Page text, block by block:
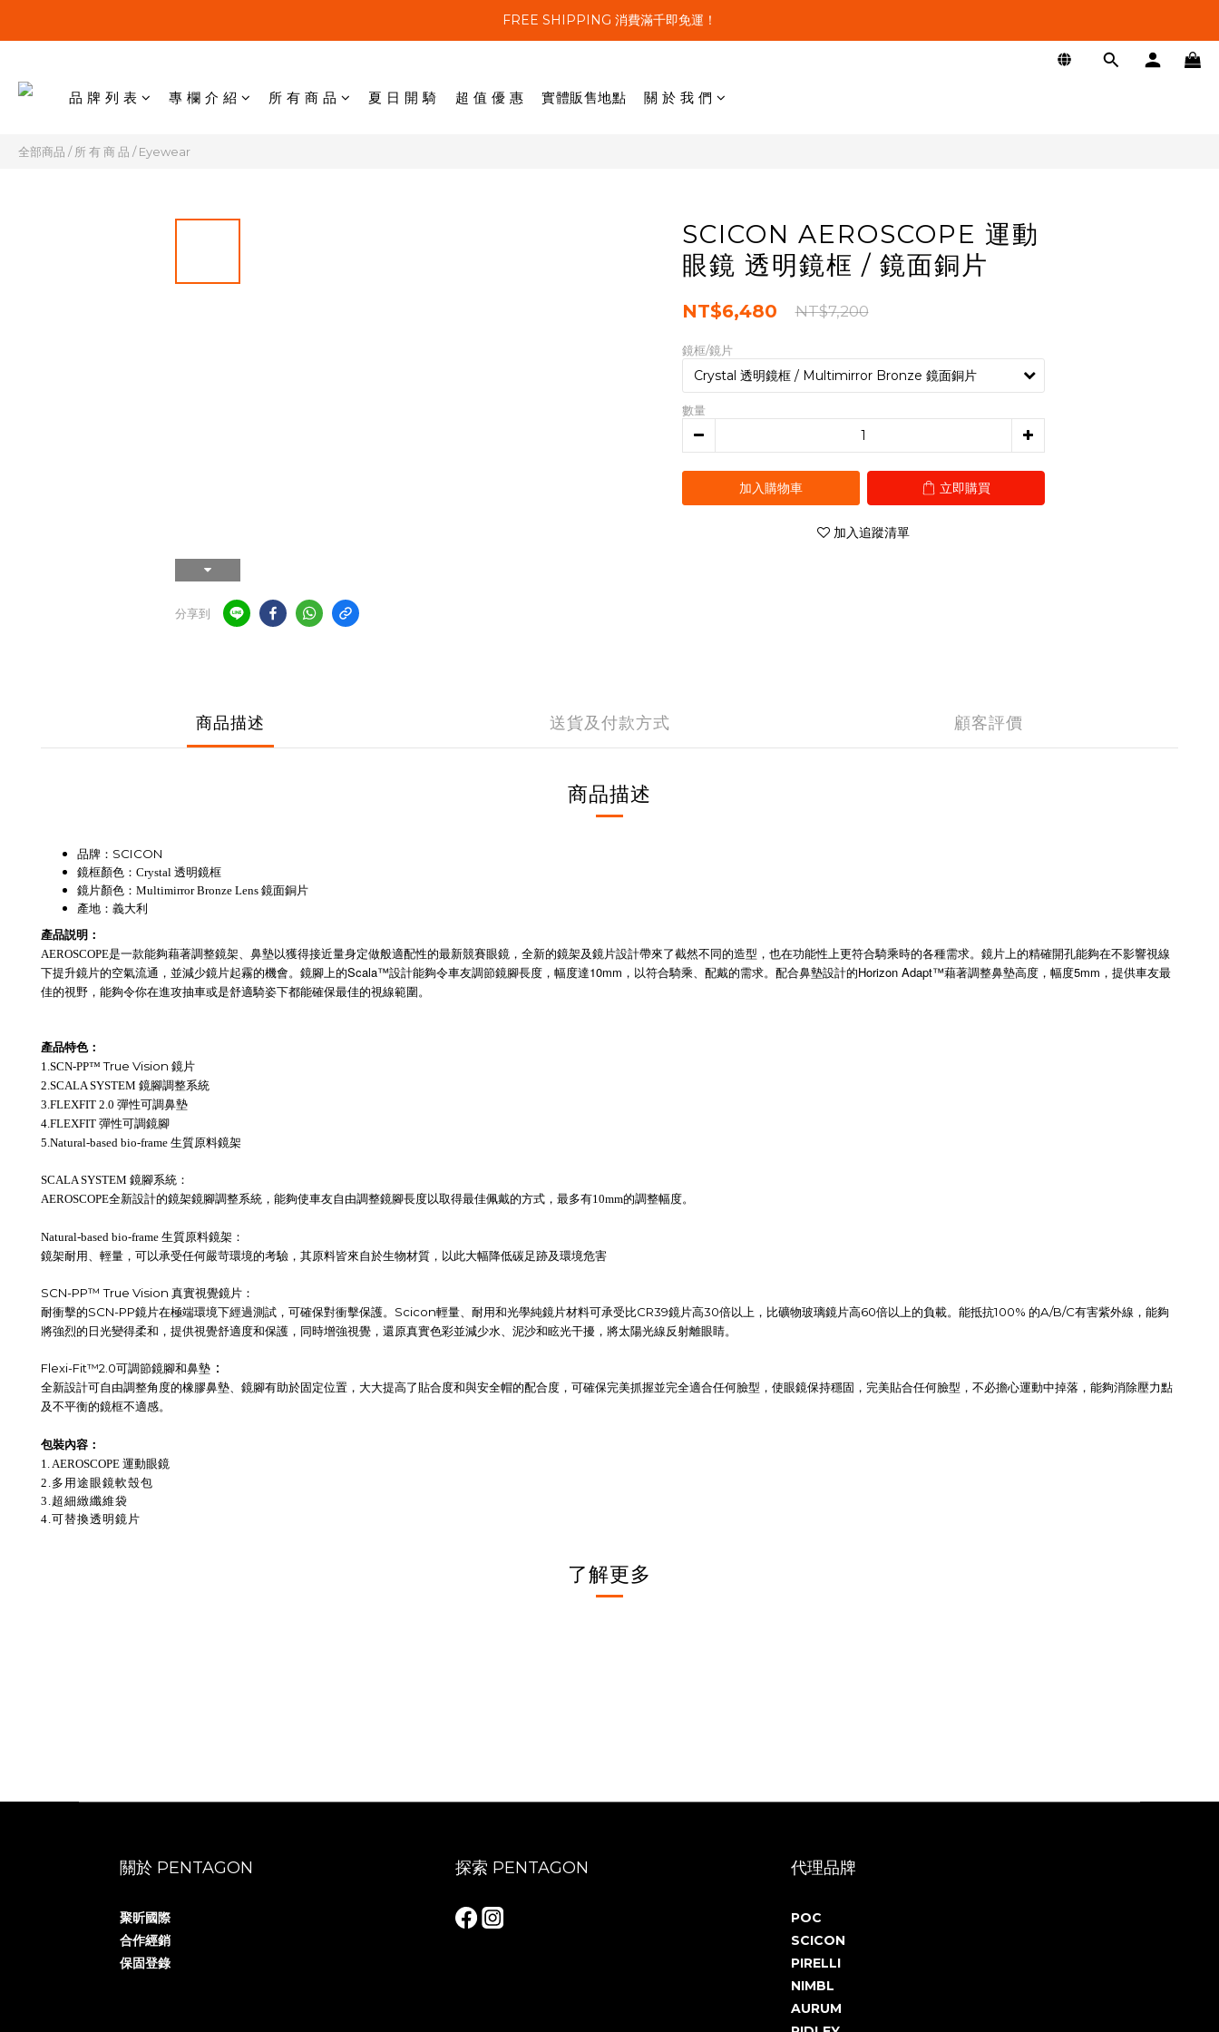
FREE SHIPPING 消費滿千即免運！
品 牌 列 表 專 欄 介 紹 所 有 商 品 夏 日 開 騎 超 值 優 惠 實體販售地點 關 於 我 們
全部商品 /所 有 商 品 /Eyewear
分享到
SCICON AEROSCOPE 運動
眼鏡 透明鏡框 / 鏡面銅片
NT$6,480 NT$7,200
鏡框/鏡片
數量
加入購物車 立即購買
加入追蹤清單
商品描述 送貨及付款方式 顧客評價
商品描述
品牌： SCICON
鏡框顏色：Crystal 透明鏡框
鏡片顏色：MultimirrorBronze Lens 鏡面銅片
產地：義大利
產品説明：
AEROSCOPE是一款能夠藉著調整鏡架、鼻墊以獲得接近量身定做般適配性的最新競賽眼鏡，全新的鏡架及鏡片設計帶來了截然不同的造型，也在功能性上更符合騎乘時的各種需求。鏡片上的精確開孔能夠在不影響視線
下提升鏡片的空氣流通，並減少鏡片起霧的機會。鏡腳上的Scala™設計能夠令車友調節鏡腳長度，幅度達10mm，以符合騎乘、配戴的需求。配合鼻墊設計的Horizon Adapt™藉著調整鼻墊高度，幅度5mm，提供車友最
佳的視野，能夠令你在進攻抽車或是舒適騎姿下都能確保最佳的視線範圍。
產品特色：
1.SCN-PP™ True Vision 鏡片
2.SCALA SYSTEM 鏡腳調整系統
3.FLEXFIT 2.0 彈性可調鼻墊
4.FLEXFIT 彈性可調鏡腳
5.Natural-based bio-frame 生質原料鏡架
SCALA SYSTEM 鏡腳系統：
AEROSCOPE全新設計的鏡架鏡腳調整系統，能夠使車友自由調整鏡腳長度以取得最佳佩戴的方式，最多有10mm的調整幅度。
Natural-based bio-frame 生質原料鏡架：
鏡架耐用、輕量，可以承受任何嚴苛環境的考驗，其原料皆來自於生物材質，以此大幅降低碳足跡及環境危害
SCN-PP™ True Vision 真實視覺鏡片：
耐衝擊的SCN-PP鏡片在極端環境下經過測試，可確保對衝擊保護。 Scicon輕量、耐用和光學純鏡片材料可承受比CR39鏡片高30倍以上，比礦物玻璃鏡片高60倍以上的負載。能抵抗100% 的A/B/C有害紫外線，能夠
將強烈的日光變得柔和，提供視覺舒適度和保護，同時增強視覺，還原真實色彩並減少水、泥沙和眩光干擾，將太陽光線反射離眼睛。
Flexi-Fit™2.0可調節鏡腳和鼻墊 ：
全新設計可自由調整角度的橡膠鼻墊、鏡腳有助於固定位置，大大提高了貼合度和與安全帽的配合度，可確保完美抓握並完全適合任何臉型，使眼鏡保持穩固，完美貼合任何臉型，不必擔心運動中掉落，能夠消除壓力點
及不平衡的鏡框不適感。
包裝內容：
1. AEROSCOPE 運動眼鏡
2.多用途眼鏡軟殼包
3.超細緻纖維袋
4.可替換透明鏡片
了解更多
立即購買
關於 PENTAGON
聚昕國際
合作經銷
保固登錄
探索 PENTAGON 代理品牌
POC
SCICON
PIRELLI
NIMBL
AURUM